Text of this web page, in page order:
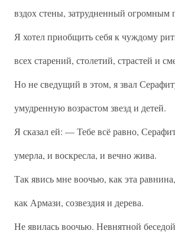
вздох стены, затрудненный
Я хотел приобщить себя к чуждому
всех старений, столетий, страстей и
Но не сведущий в этом, я звал
умудренную возрастом звезд и детей.
Я сказал ей: — Тебе всё равно,
умерла, и воскресла, и вечно жива.
Так явись мне воочью, как эта равнина,
как Армази, созвездия и дерева.
Не явилась воочью. Невнятной беседой